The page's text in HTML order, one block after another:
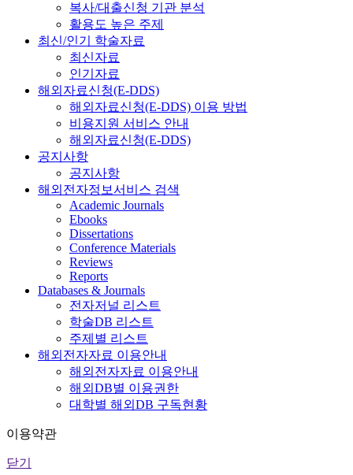
복사/대출신청 기관 분석
활용도 높은 주제
최신/인기 학술자료
최신자료
인기자료
해외자료신청(E-DDS)
해외자료신청(E-DDS) 이용 방법
비용지원 서비스 안내
해외자료신청(E-DDS)
공지사항
공지사항
해외전자정보서비스 검색
Academic Journals
Ebooks
Dissertations
Conference Materials
Reviews
Reports
Databases & Journals
전자저널 리스트
학술DB 리스트
주제별 리스트
해외전자자료 이용안내
해외전자자료 이용안내
해외DB별 이용권한
대학별 해외DB 구독현황
이용약관
닫기